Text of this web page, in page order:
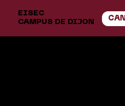
EISEC
CAMPUS DE DIJON